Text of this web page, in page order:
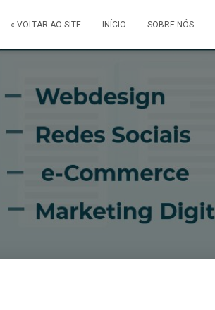
« VOLTAR AO SITE INÍCIO SOBRE NÓS